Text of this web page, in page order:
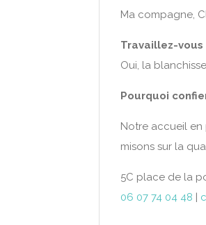
Ma compagne,
Travaillez-vous
Oui, la
Pourquoi
Notre accueil en
misons sur la
5C place de la
06 07 74 04 48 |